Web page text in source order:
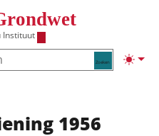
Instituut
Zoeken
1956